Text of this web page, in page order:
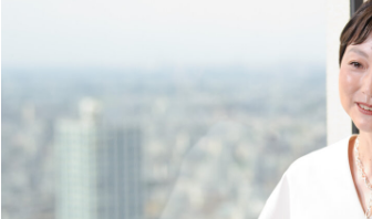
横山だいすけ
「僕は『歌が好
けど『歌がうま
元体操のお兄さ
ん小林よしひさ
「小３で観たあ
の人の映画が人
TBSア
博「アナ
ーにな
ったこと